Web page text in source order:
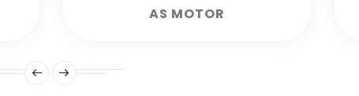
AS MOTOR